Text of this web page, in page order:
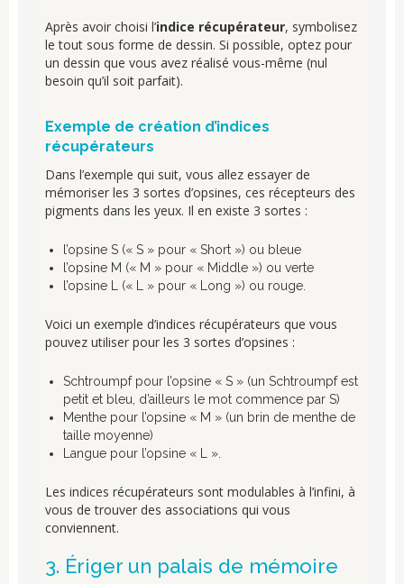
Après avoir choisi l’indice récupérateur, symbolisez
le tout sous forme de dessin. Si possible, optez pour
un dessin que vous avez réalisé vous-même (nul
besoin qu’il soit parfait).
Exemple de création d’indices
récupérateurs
Dans l’exemple qui suit, vous allez essayer de
mémoriser les 3 sortes d’opsines, ces récepteurs des
pigments dans les yeux. Il en existe 3 sortes :
l’opsine S (« S » pour « Short ») ou bleue
l’opsine M (« M » pour « Middle ») ou verte
l’opsine L (« L » pour « Long ») ou rouge.
Voici un exemple d’indices récupérateurs que vous
pouvez utiliser pour les 3 sortes d’opsines :
Schtroumpf pour l’opsine « S » (un Schtroumpf est
petit et bleu, d’ailleurs le mot commence par S)
Menthe pour l’opsine « M » (un brin de menthe de
taille moyenne)
Langue pour l’opsine « L ».
Les indices récupérateurs sont modulables à l’infini, à
vous de trouver des associations qui vous
conviennent.
3. Ériger un palais de mémoire